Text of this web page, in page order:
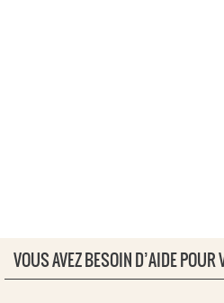
VOUS AVEZ BESOIN D’AIDE POUR